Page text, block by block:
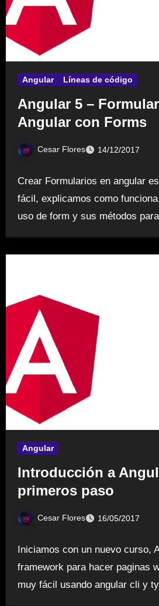
Angular Líneas de código
Angular 5 –
Angular con Forms
Cesar Flores 14/12/2017
Crear Formularios en angular
fácil, explicamos como
uso de form y sus métodos
Angular
Introducción a
primeros paso
Cesar Flores 16/05/2017
Iniciamos con un nuevo curso,
framework para hacer paginas
muy fácil usando angular cli y